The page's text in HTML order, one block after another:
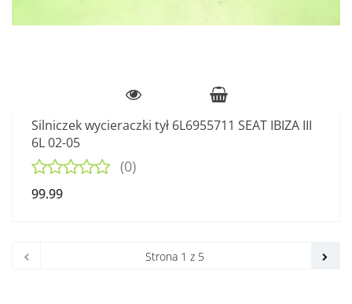
Silniczek wycieraczki tył 6L6955711 SEAT IBIZA III
6L 02-05
(0)
99.99